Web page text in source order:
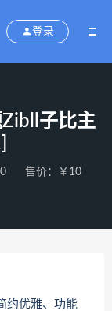
登录
子比主
售价：￥10
约优雅、功能